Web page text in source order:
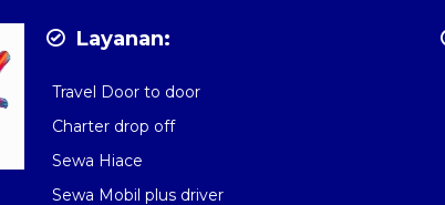
Layanan:
Travel Door to door
Charter drop off
Sewa Hiace
Sewa Mobil plus driver